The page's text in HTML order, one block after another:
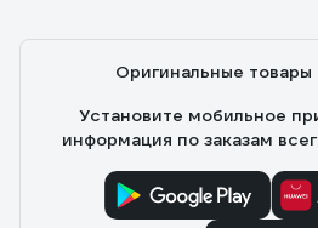
Оригинальные товары
Установите мобильное
информация по заказам